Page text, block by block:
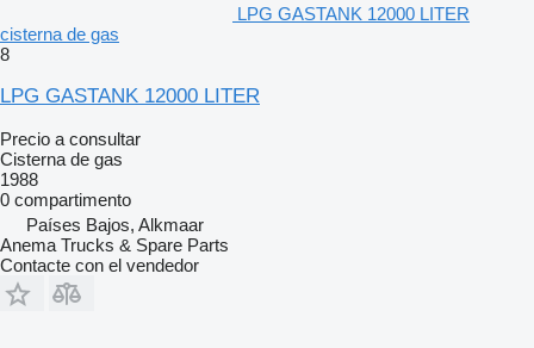
LPG GASTANK 12000 LITER
cisterna de gas
8
LPG GASTANK 12000 LITER
Precio a consultar
Cisterna de gas
1988
0 compartimento
Países Bajos, Alkmaar
Anema Trucks & Spare Parts
Contacte con el vendedor